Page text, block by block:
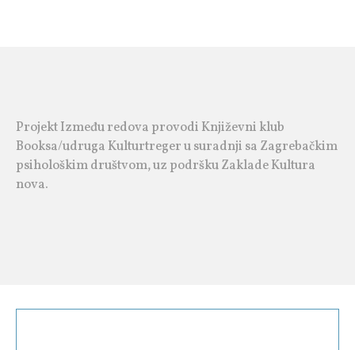
Projekt Između redova provodi Književni klub
Booksa/udruga Kulturtreger u suradnji sa Zagrebačkim
psihološkim društvom, uz podršku Zaklade Kultura
nova.